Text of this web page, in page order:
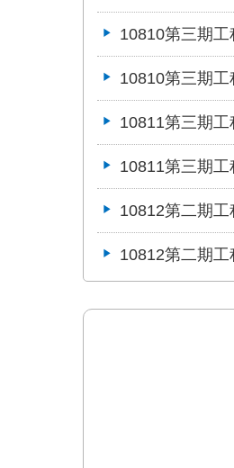
10810第三期
10810第三期
10811第三期
10811第三期
10812第二期
10812第二期